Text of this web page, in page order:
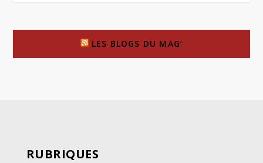
LES BLOGS DU MAG’
RUBRIQUES